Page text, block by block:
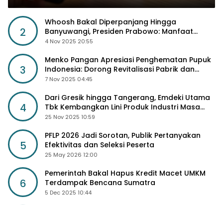
2
Whoosh Bakal Diperpanjang Hingga
Banyuwangi, Presiden Prabowo: Manfaat
Sosial Lebih Besar
4 Nov 2025 20:55
3
Menko Pangan Apresiasi Penghematan Pupuk
Indonesia: Dorong Revitalisasi Pabrik dan
Diskon Harga Pupuk
7 Nov 2025 04:45
4
Dari Gresik hingga Tangerang, Emdeki Utama
Tbk Kembangkan Lini Produk Industri Masa
Depan
25 Nov 2025 10:59
5
PFLP 2026 Jadi Sorotan, Publik Pertanyakan
Efektivitas dan Seleksi Peserta
25 May 2026 12:00
6
Pemerintah Bakal Hapus Kredit Macet UMKM
Terdampak Bencana Sumatra
5 Dec 2025 10:44